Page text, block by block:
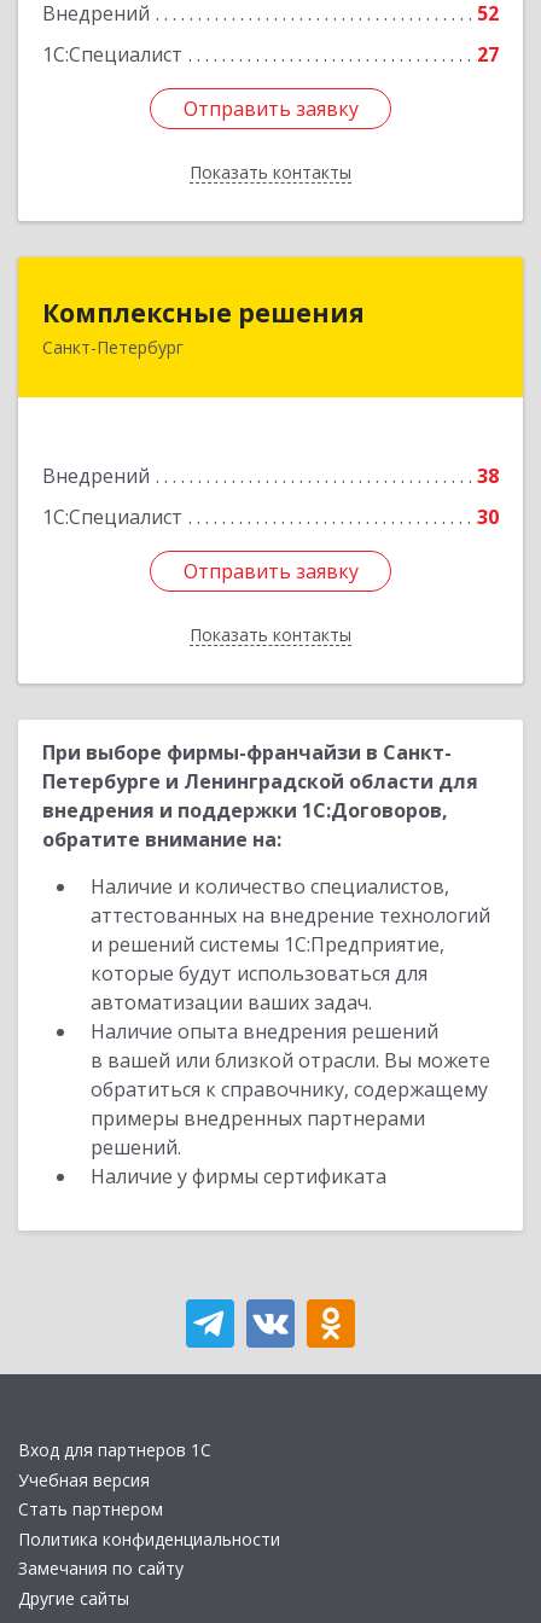
Внедрений
52
1С:Специалист
27
Отправить заявку
Показать контакты
Отправить заявку
Назад
Комплексные решения
Санкт-Петербург
Внедрений
38
1С:Специалист
30
Отправить заявку
Показать контакты
194044, Санкт-Петербург г, Беловодский пер,
Отправить заявку
Назад
При выборе фирмы-франчайзи в Санкт-
Петербурге и Ленинградской области для
внедрения и поддержки 1С:Договоров,
обратите внимание на:
Наличие и количество специалистов,
аттестованных на внедрение технологий
и решений системы 1С:Предприятие,
которые будут использоваться для
автоматизации ваших задач.
Наличие опыта внедрения решений
в вашей или близкой отрасли. Вы можете
обратиться к справочнику, содержащему
примеры внедренных партнерами
решений.
Наличие у фирмы сертификата
Вход для партнеров 1С
Учебная версия
Стать партнером
Политика конфиденциальности
Замечания по сайту
Другие сайты